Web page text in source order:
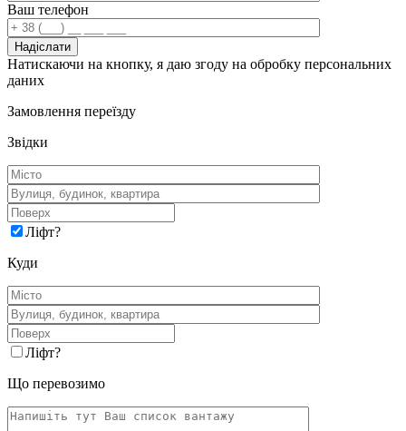
Ваш телефон
Натискаючи на кнопку, я даю згоду на обробку персональних
даних
Замовлення переїзду
Звідки
Ліфт?
Куди
Ліфт?
Що перевозимо